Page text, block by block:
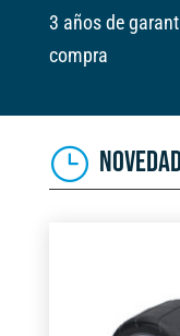
3 años de
compra